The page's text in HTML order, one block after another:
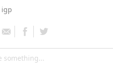
igp